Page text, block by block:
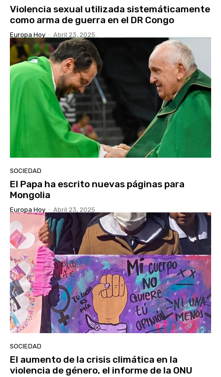
Violencia sexual utilizada sistemáticamente
como arma de guerra en el DR Congo
Europa Hoy - Abril 23, 2025
SOCIEDAD
El Papa ha escrito nuevas páginas para
Mongolia
Europa Hoy - Abril 23, 2025
SOCIEDAD
El aumento de la crisis climática en la
violencia de género, el informe de la ONU